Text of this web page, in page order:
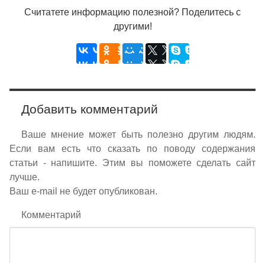
Считатете информацию полезной? Поделитесь с
другими!
Добавить комментарий
Ваше мнение может быть полезно другим людям.
Если вам есть что сказать по поводу содержания
статьи - напишите. Этим вы поможете сделать сайт
лучше.
Ваш e-mail не будет опубликован.
Комментарий